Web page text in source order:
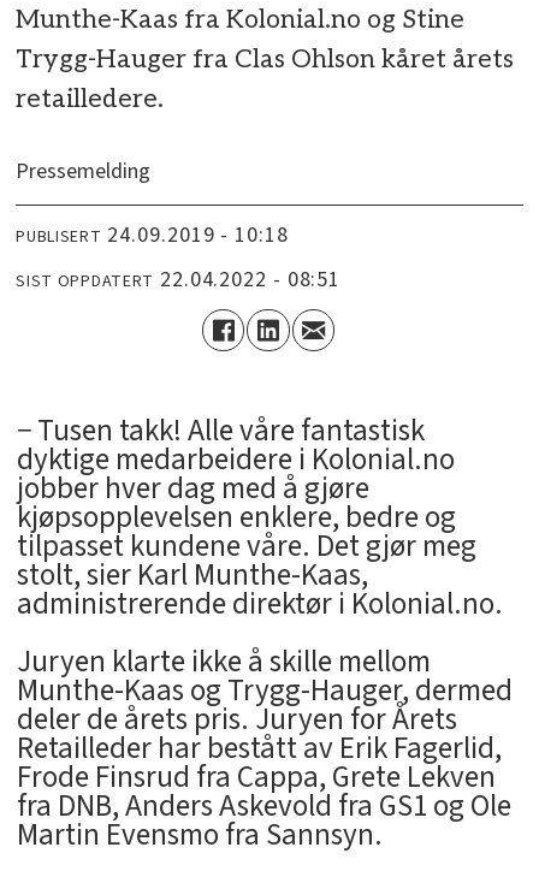
Munthe-Kaas fra Kolonial.no og Stine
Trygg-Hauger fra Clas Ohlson kåret årets
retailledere.
Pressemelding
PUBLISERT 24.09.2019 - 10:18
SIST OPPDATERT 22.04.2022 - 08:51
− Tusen takk! Alle våre fantastisk
dyktige medarbeidere i Kolonial.no
jobber hver dag med å gjøre
kjøpsopplevelsen enklere, bedre og
tilpasset kundene våre. Det gjør meg
stolt, sier Karl Munthe-Kaas,
administrerende direktør i Kolonial.no.
Juryen klarte ikke å skille mellom
Munthe-Kaas og Trygg-Hauger, dermed
deler de årets pris. Juryen for Årets
Retailleder har bestått av Erik Fagerlid,
Frode Finsrud fra Cappa, Grete Lekven
fra DNB, Anders Askevold fra GS1 og Ole
Martin Evensmo fra Sannsyn.